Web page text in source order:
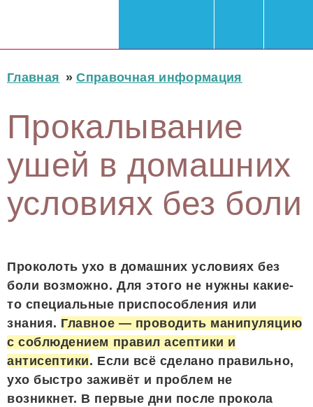
Главная »Справочная информация
Прокалывание
ушей в домашних
условиях без боли
Проколоть ухо в домашних условиях без
боли возможно. Для этого не нужны какие-
то специальные приспособления или
знания. Главное — проводить манипуляцию
с соблюдением правил асептики и
антисептики. Если всё сделано правильно,
ухо быстро заживёт и проблем не
возникнет. В первые дни после прокола